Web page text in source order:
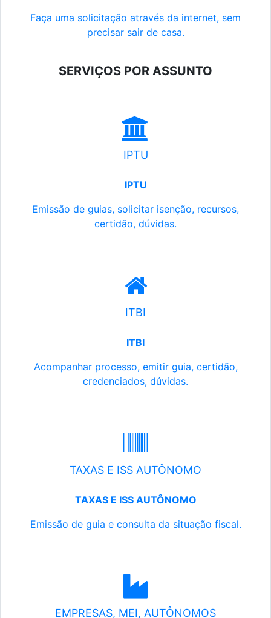
Faça uma solicitação através da internet, sem
precisar sair de casa.
SERVIÇOS POR ASSUNTO
IPTU
IPTU
Emissão de guias, solicitar isenção, recursos,
certidão, dúvidas.
ITBI
ITBI
Acompanhar processo, emitir guia, certidão,
credenciados, dúvidas.
TAXAS E ISS AUTÔNOMO
TAXAS E ISS AUTÔNOMO
Emissão de guia e consulta da situação fiscal.
EMPRESAS, MEI, AUTÔNOMOS